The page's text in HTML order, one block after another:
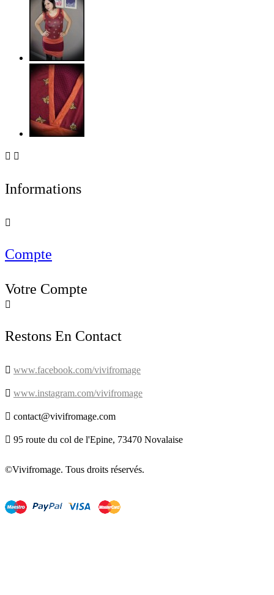
 
Informations

Compte
Votre Compte

Restons En Contact
 www.facebook.com/vivifromage
 www.instagram.com/vivifromage
 contact@vivifromage.com
 95 route du col de l'Epine, 73470 Novalaise
©Vivifromage. Tous droits réservés.